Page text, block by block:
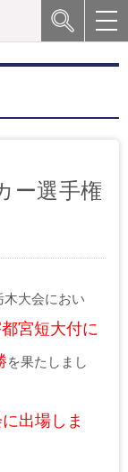
ー選手権
大会におい
宮短大付に
を果たしまし
出場しま